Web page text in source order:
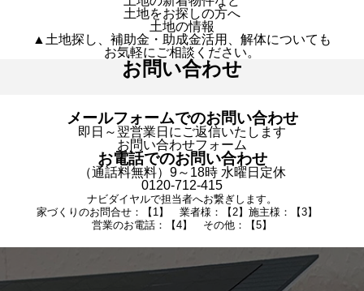
土地をお探しの方へ
土地の情報
▲土地探し、補助金・助成金活用、解体についても
お気軽にご相談ください。
お問い合わせ
メールフォームでのお問い合わせ
即日～翌営業日にご返信いたします
お問い合わせフォーム
お電話でのお問い合わせ
（通話料無料）9～18時 水曜日定休
0120-712-415
ナビダイヤルで担当者へお繋ぎします。
家づくりのお問合せ：【1】 業者様：【2】施主様：【3】
営業のお電話：【4】 その他：【5】